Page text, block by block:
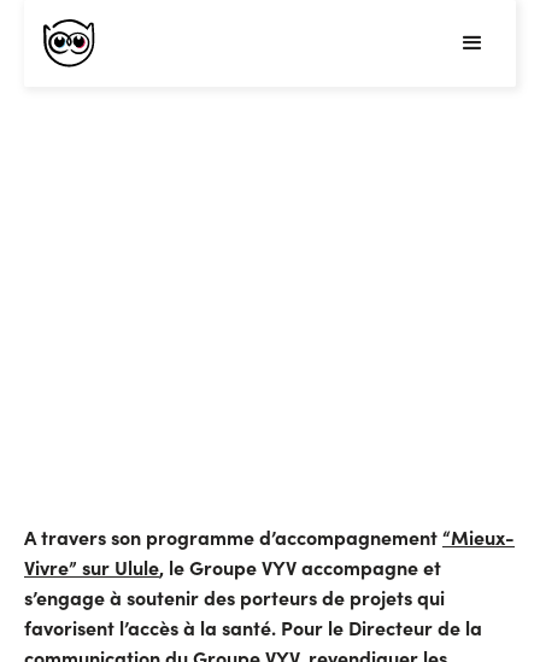
A travers son programme d’accompagnement“Mieux-
Vivre” sur Ulule, le Groupe VYV accompagne et
s’engage à soutenir des porteurs de projets qui
favorisent l’accès à la santé. Pour le Directeur de la